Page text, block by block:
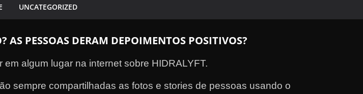
UNCATEGORIZED
PESSOAS DERAM DEPOIMENTOS POSITIVOS?
algum lugar na internet sobre HIDRALYFT.
sempre compartilhadas as fotos e stories de pessoas usando o